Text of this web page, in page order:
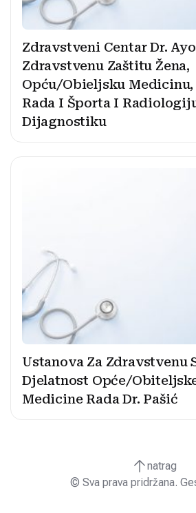
Zdravstveni Centar Dr.
Zdravstvenu Zaštitu Žena,
Opću/Obieljsku
Rada I Športa I
Dijagnostiku
Ustanova Za Zdravstvenu
Djelatnost Opće/
Medicine Rada Dr. Pašić
natrag
© Sva prava pridržana.